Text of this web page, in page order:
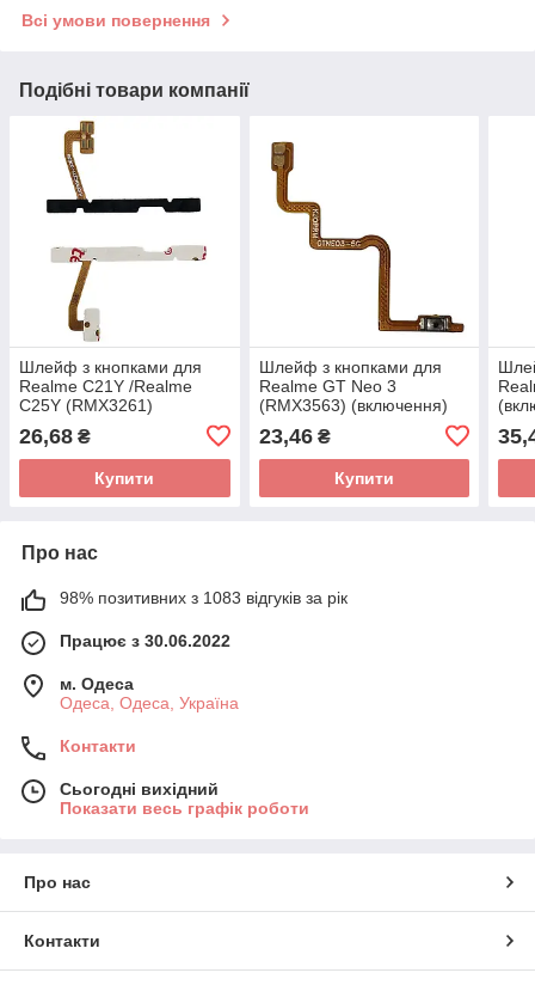
Всі умови повернення
Подібні товари компанії
Шлейф з кнопками для
Realme C21Y /Realme
C25Y (RMX3261)
26,68 ₴
Купити
Шлейф з кнопками для
Realme GT Neo 3
(RMX3563) (включення)
23,46₴
Купити
Про нас
98% позитивних з 1083 відгуків за рік
Працює з 30.06.2022
м. Одеса
Одеса, Одеса, Україна
Контакти
Сьогодні вихідний
Показати весь графік роботи
Про нас
Контакти